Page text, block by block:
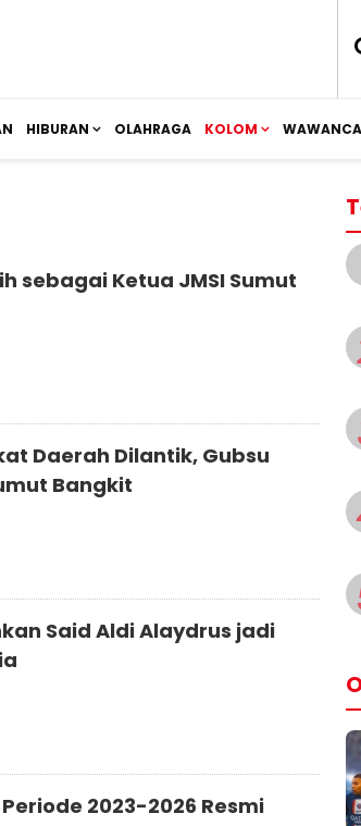
HIBURAN OLAHRAGA KOLOM
sebagai Ketua JMSI Sumut
Daerah Dilantik, Gubsu
Bangkit
Said Aldi Alaydrus jadi
2023-2026 Resmi